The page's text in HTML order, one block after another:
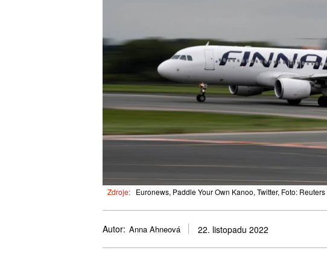
Zdroje: Euronews, Paddle Your Own Kanoo, Twitter, Foto: Reuters
Autor: Anna Ahneová 22. listopadu 2022